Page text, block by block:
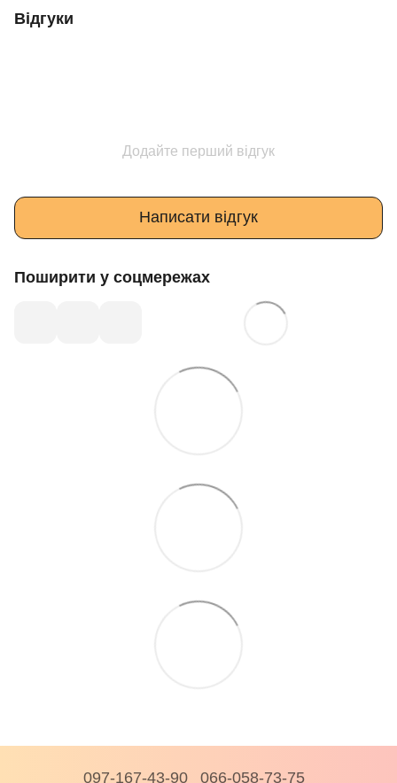
Відгуки
Додайте перший відгук
Написати відгук
Поширити у соцмережах
097-167-43-90 066-058-73-75